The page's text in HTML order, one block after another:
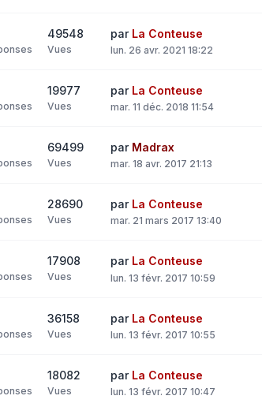
49548
Vues
par La Conteuse
lun. 26 avr. 2021 18:22
19977
Vues
par La Conteuse
mar. 11 déc. 2018 11:54
69499
Vues
par Madrax
mar. 18 avr. 2017 21:13
28690
Vues
par La Conteuse
mar. 21 mars 2017 13:40
17908
Vues
par La Conteuse
lun. 13 févr. 2017 10:59
36158
Vues
par La Conteuse
lun. 13 févr. 2017 10:55
18082
Vues
par La Conteuse
lun. 13 févr. 2017 10:47